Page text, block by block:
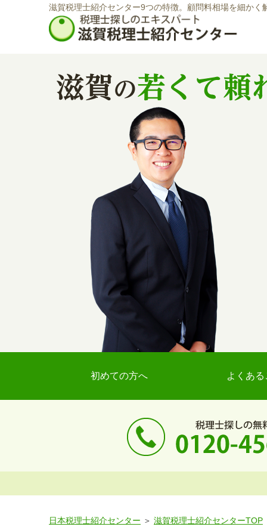
滋賀税理士紹介センター9つの特徴。顧問料相場を細かく
初めての方へ よくあ
日本税理士紹介センター 滋賀税理士紹介センターTOP